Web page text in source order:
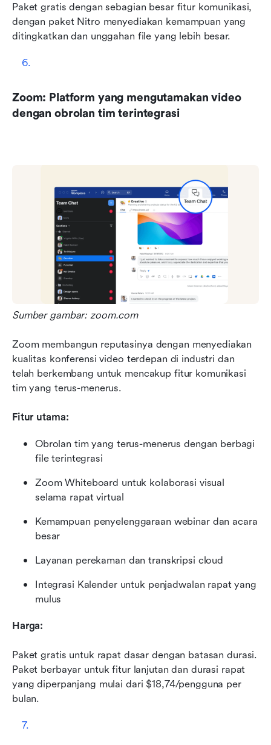
Paket gratis dengan sebagian besar fitur komunikasi,
dengan paket Nitro menyediakan kemampuan yang
ditingkatkan dan unggahan file yang lebih besar.
Zoom: Platform yang mengutamakan video
dengan obrolan tim terintegrasi
Sumber gambar: zoom.com
Zoom membangun reputasinya dengan menyediakan
kualitas konferensi video terdepan di industri dan
telah berkembang untuk mencakup fitur komunikasi
tim yang terus-menerus.
Fitur utama:
Obrolan tim yang terus-menerus dengan berbagi
file terintegrasi
Zoom Whiteboard untuk kolaborasi visual
selama rapat virtual
Kemampuan penyelenggaraan webinar dan acara
besar
Layanan perekaman dan transkripsi cloud
Integrasi Kalender untuk penjadwalan rapat yang
mulus
Harga:
Paket gratis untuk rapat dasar dengan batasan durasi.
Paket berbayar untuk fitur lanjutan dan durasi rapat
yang diperpanjang mulai dari $18,74/pengguna per
bulan.